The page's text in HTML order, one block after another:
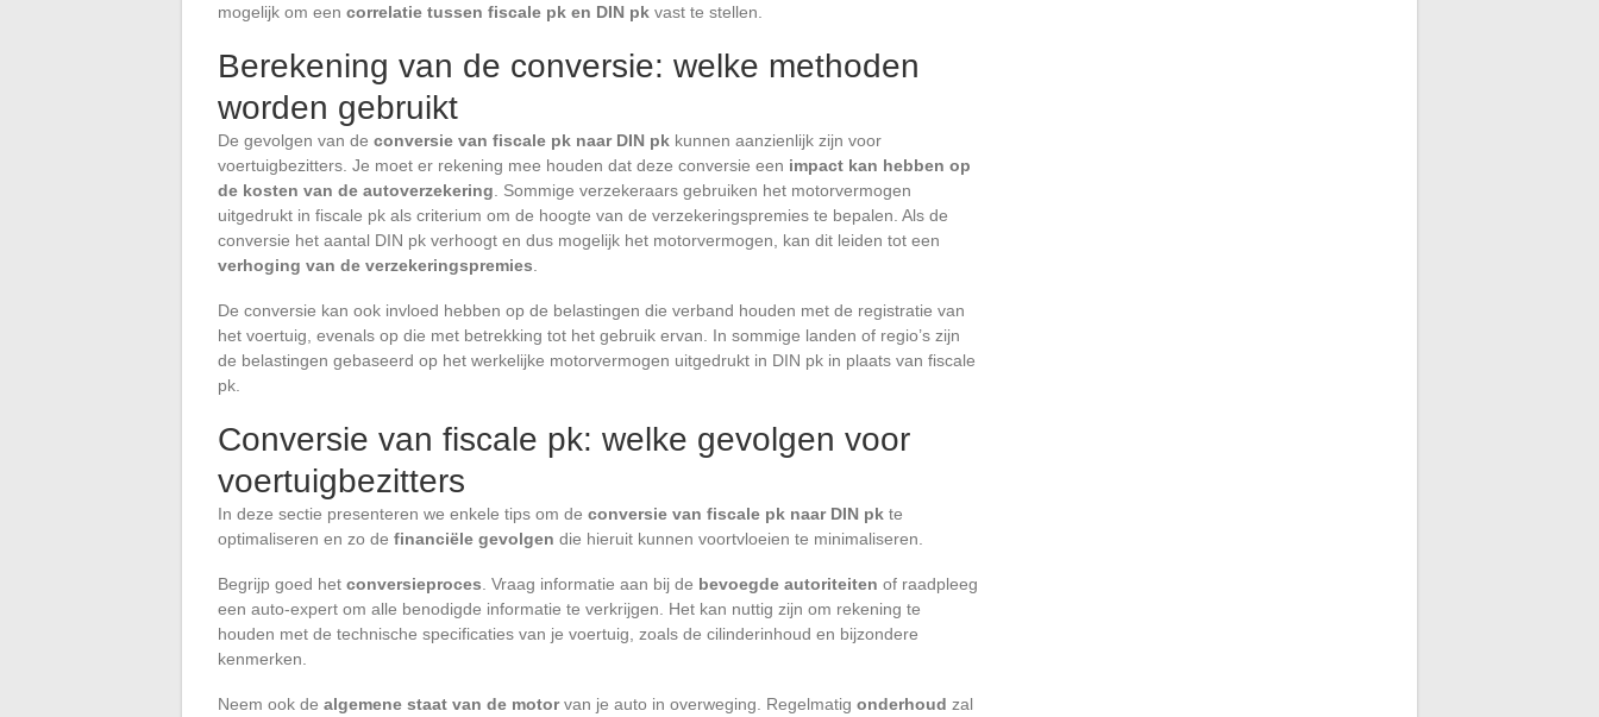
mogelijk om een correlatie tussen fiscale pk en DIN pk vast te stellen.
Berekening van de conversie: welke methoden
worden gebruikt
De gevolgen van de conversie van fiscale pk naar DIN pk kunnen aanzienlijk zijn voor
voertuigbezitters. Je moet er rekening mee houden dat deze conversie een impact kan hebben op
de kosten van de autoverzekering . Sommige verzekeraars gebruiken het motorvermogen
uitgedrukt in fiscale pk als criterium om de hoogte van de verzekeringspremies te bepalen. Als de
conversie het aantal DIN pk verhoogt en dus mogelijk het motorvermogen, kan dit leiden tot een
verhoging van de verzekeringspremies
De conversie kan ook invloed hebben op de belastingen die verband houden met de registratie van
het voertuig, evenals op die met betrekking tot het gebruik ervan. In sommige landen of regio’s zijn
de belastingen gebaseerd op het werkelijke motorvermogen uitgedrukt in DIN pk in plaats van fiscale
pk.
Conversie van fiscale pk: welke gevolgen voor
voertuigbezitters
In deze sectie presenteren we enkele tips om de conversie van fiscale pk naar DIN pk te
optimaliseren en zo de financiële gevolgen die hieruit kunnen voortvloeien te minimaliseren.
Begrijp goed het conversieproces . Vraag informatie aan bij de bevoegde autoriteiten of raadpleeg
een auto-expert om alle benodigde informatie te verkrijgen. Het kan nuttig zijn om rekening te
houden met de technische specificaties van je voertuig, zoals de cilinderinhoud en bijzondere
kenmerken.
Neem ook de algemene staat van de motorvan je auto in overweging. Regelmatig onderhoud zal